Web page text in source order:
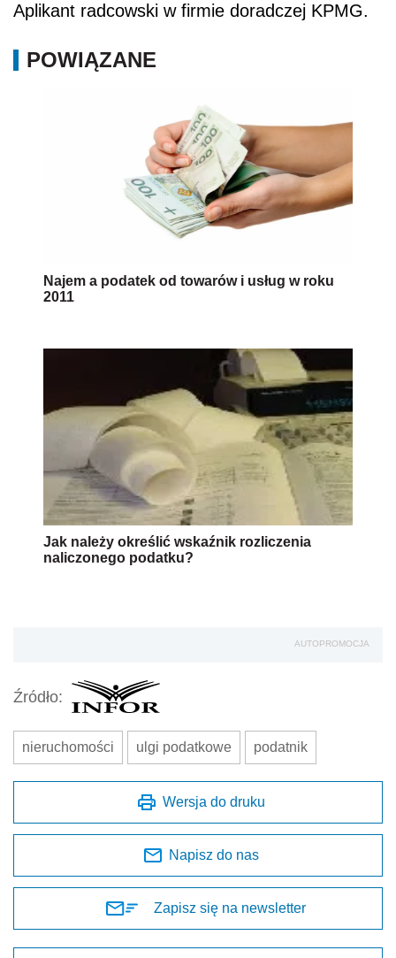
Aplikant radcowski w firmie doradczej KPMG.
POWIĄZANE
Najem a podatek od towarów i usług w roku
2011
Jak należy określić wskaźnik rozliczenia
naliczonego podatku?
AUTOPROMOCJA
Źródło:
nieruchomości ulgi podatkowe podatnik
Wersja do druku
Napisz do nas
Zapisz się na newsletter